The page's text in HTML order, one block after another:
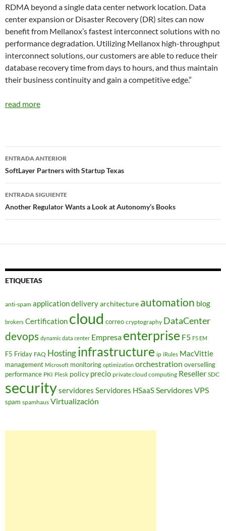
RDMA beyond a single data center network location. Data
center expansion or Disaster Recovery (DR) sites can now
benefit from Mellanox’s fastest interconnect solutions with no
performance degradation. Utilizing Mellanox high-throughput
interconnect solutions, our customers are able to reduce their
database recovery time from days to hours, and thus maintain
their business continuity and gain a competitive edge.”
read more
Navegador
de
entradas
ENTRADA ANTERIOR
SoftLayer Partners with Startup Texas
ENTRADA SIGUIENTE
Another Regulator Wants a Look at Autonomy’s Books
ETIQUETAS
anti-spam application deliveryarchitecture automation blog
brokers Certification cloud correo cryptography DataCenter
devops dynamic data center Empresa enterprise F5 F5 EM
F5 Friday FAQ Hostinginfrastructure ip iRules MacVittie
management Microsoft monitoring optimization orchestration overselling
performance PKI Plesk policy precio private cloud computing Reseller SDC
securityservidores Servidores HSaaSServidores VPS
spam spamhaus Virtualización